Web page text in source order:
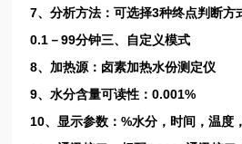
7、分析方法：可选择3种终点判断方
0.1－99分钟三、自定义模式
8、加热源：卤素加热水份测定仪
9、水分含量可读性：0.001%
10、显示参数：%水分，时间，温度